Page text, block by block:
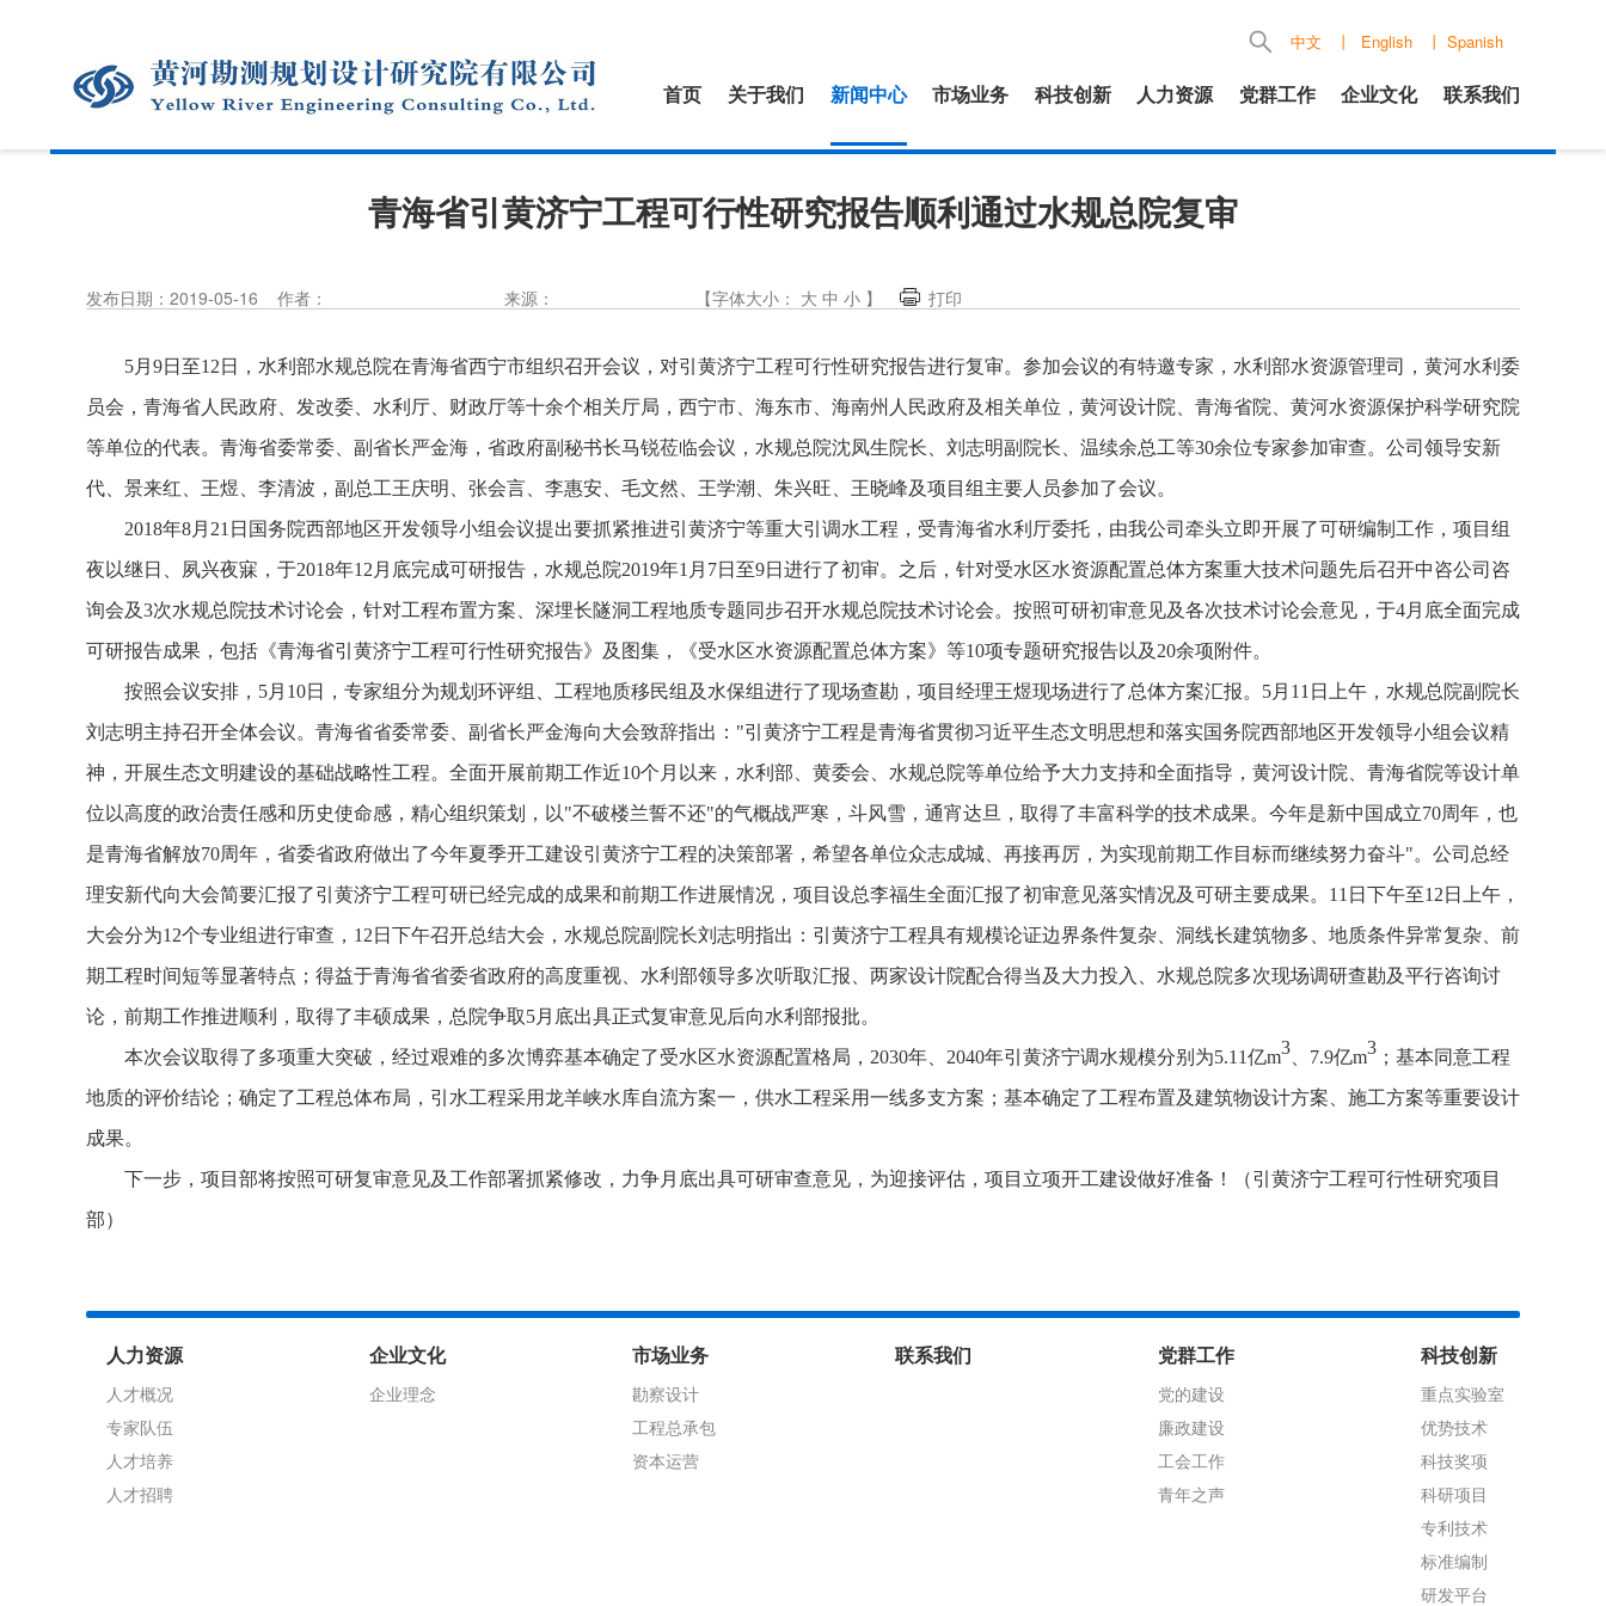
中文 丨 English丨 Spanish
首页 关于我们 新闻中心 市场业务 科技创新 人力资源 党群工作 企业文化 联系我们
青海省引黄济宁工程可行性研究报告顺利通过水规总院复审
发布日期：2019-05-16 作者： 来源： 【字体大小： 大 中 小 】 打印
5月 9日至12 日，水利部水规总院在青海省西宁市组织召开会议，对引黄济宁工程可行性研究报告进行复审。参加会议的有特邀专家，水利部水资源管理司，黄河水利委
员会，青海省人民政府、发改委、水利厅、财政厅等十余个相关厅局，西宁市、海东市、海南州人民政府及相关单位，黄河设计院、青海省院、黄河水资源保护科学研究院
等单位的代表。青海省委常委、副省长严金海，省政府副秘书长马锐莅临会议，水规总院沈凤生院长、刘志明副院长、温续余总工等30余位专家参加审查。公司领导安新
代、景来红、王煜、李清波，副总工王庆明、张会言、李惠安、毛文然、王学潮、朱兴旺、王晓峰及项目组主要人员参加了会议。
2018年8月 21 日国务院西部地区开发领导小组会议提出要抓紧推进引黄济宁等重大引调水工程，受青海省水利厅委托，由我公司牵头立即开展了可研编制工作，项目组
夜以继日、夙兴夜寐，于2018年12 月底完成可研报告，水规总院2019年1 月 7日至9日进行了初审。之后，针对受水区水资源配置总体方案重大技术问题先后召开中咨公司咨
询会及3次水规总院技术讨论会，针对工程布置方案、深埋长隧洞工程地质专题同步召开水规总院技术讨论会。按照可研初审意见及各次技术讨论会意见，于4月底全面完成
可研报告成果，包括《青海省引黄济宁工程可行性研究报告》及图集，《受水区水资源配置总体方案》等10项专题研究报告以及 20余项附件。
按照会议安排， 5月 10日，专家组分为规划环评组、工程地质移民组及水保组进行了现场查勘，项目经理王煜现场进行了总体方案汇报。 5月 11 日上午，水规总院副院长
刘志明主持召开全体会议。青海省省委常委、副省长严金海向大会致辞指出："引黄济宁工程是青海省贯彻习近平生态文明思想和落实国务院西部地区开发领导小组会议精
神，开展生态文明建设的基础战略性工程。全面开展前期工作近10个月以来，水利部、黄委会、水规总院等单位给予大力支持和全面指导，黄河设计院、青海省院等设计单
位以高度的政治责任感和历史使命感，精心组织策划，以"不破楼兰誓不还"的气概战严寒，斗风雪，通宵达旦，取得了丰富科学的技术成果。今年是新中国成立70周年，也
是青海省解放70周年，省委省政府做出了今年夏季开工建设引黄济宁工程的决策部署，希望各单位众志成城、再接再厉，为实现前期工作目标而继续努力奋斗"。公司总经
理安新代向大会简要汇报了引黄济宁工程可研已经完成的成果和前期工作进展情况，项目设总李福生全面汇报了初审意见落实情况及可研主要成果。 11 日下午至12 日上午，
大会分为12个专业组进行审查， 12 日下午召开总结大会，水规总院副院长刘志明指出：引黄济宁工程具有规模论证边界条件复杂、洞线长建筑物多、地质条件异常复杂、前
期工程时间短等显著特点；得益于青海省省委省政府的高度重视、水利部领导多次听取汇报、两家设计院配合得当及大力投入、水规总院多次现场调研查勘及平行咨询讨
论，前期工作推进顺利，取得了丰硕成果，总院争取5月底出具正式复审意见后向水利部报批。
本次会议取得了多项重大突破，经过艰难的多次博弈基本确定了受水区水资源配置格局， 2030年、 2040年引黄济宁调水规模分别为5.11亿m3 7.9亿m3 ；基本同意工程
地质的评价结论；确定了工程总体布局，引水工程采用龙羊峡水库自流方案一，供水工程采用一线多支方案；基本确定了工程布置及建筑物设计方案、施工方案等重要设计
成果。
下一步，项目部将按照可研复审意见及工作部署抓紧修改，力争月底出具可研审查意见，为迎接评估，项目立项开工建设做好准备！（引黄济宁工程可行性研究项目
部）
人力资源
人才概况
专家队伍
人才培养
人才招聘
企业文化
企业理念
市场业务
勘察设计
工程总承包
资本运营
联系我们 党群工作
党的建设
廉政建设
工会工作
青年之声
科技创新
重点实验室
优势技术
科技奖项
科研项目
专利技术
标准编制
研发平台